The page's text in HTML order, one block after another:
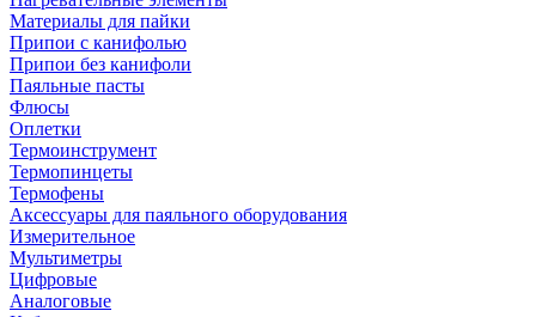
Материалы для пайки
Припои с канифолью
Припои без канифоли
Паяльные пасты
Флюсы
Оплетки
Термоинструмент
Термопинцеты
Термофены
Аксессуары для паяльного оборудования
Измерительное
Мультиметры
Цифровые
Аналоговые